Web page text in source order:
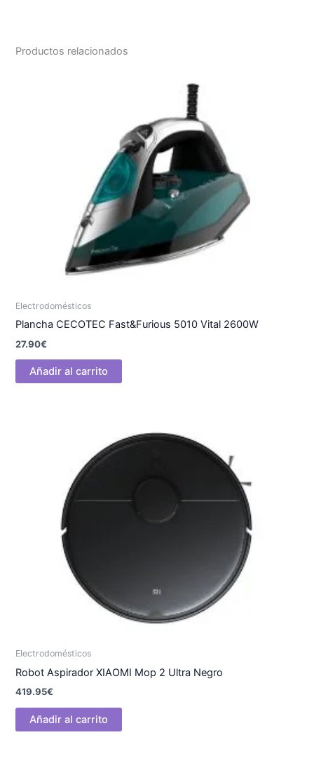
Productos relacionados
Electrodomésticos
Plancha CECOTEC Fast&Furious 5010 Vital 2600W
27.90€
Añadir al carrito
Electrodomésticos
Robot Aspirador XIAOMI Mop 2 Ultra Negro
419.95€
Añadir al carrito